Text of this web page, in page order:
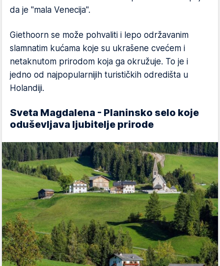
da je "mala Venecija".
Giethoorn se može pohvaliti i lepo održavanim
slamnatim kućama koje su ukrašene cvećem i
netaknutom prirodom koja ga okružuje. To je i
jedno od najpopularnijih turističkih odredišta u
Holandiji.
Sveta Magdalena - Planinsko selo koje
oduševljava ljubitelje prirode